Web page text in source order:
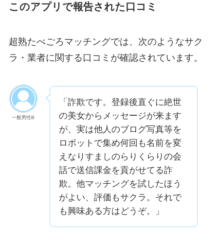
このアプリで報告された口コミ
超熟たべごろマッチングでは、次のようなサク
ラ・業者に関する口コミが確認されています。
一般男性B
「詐欺です。登録後直ぐに絶世
の美女からメッセージが来ます
が、実は他人のブログ写真等を
ロボットで集め何回も名前を変
えなりすましのらりくらりの会
話で送信課金を貢がせてる詐
欺。他マッチングを試したほう
がよい、評価もサクラ。それで
も興味ある方はどうぞ。」